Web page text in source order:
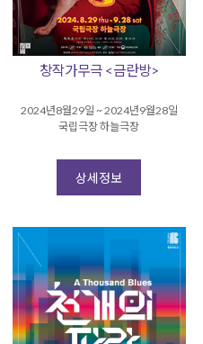
창작가무극 <금란방>
2024년8월29일 ~ 2024년9월28일
국립극장 하늘극장
상세정보